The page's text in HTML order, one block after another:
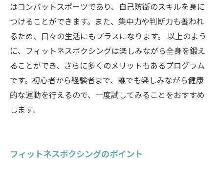
はコンバットスポーツであり、自己防衛のスキルを身に
つけることができます。また、集中力や判断力も養われ
るため、日々の生活にもプラスになります。 以上のよう
に、フィットネスボクシングは楽しみながら全身を鍛え
ることができ、さらに多くのメリットもあるプログラム
です。初心者から経験者まで、誰でも楽しみながら健康
的な運動を行えるので、一度試してみることをおすすめ
します。
フィットネスボクシングのポイント